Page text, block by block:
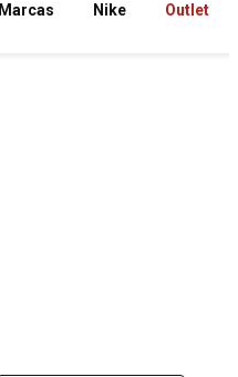
Marcas Nike Outlet